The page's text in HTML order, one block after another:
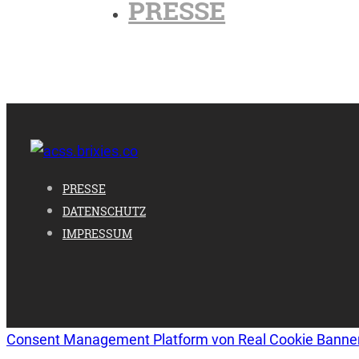
PRESSE
PRESSE
DATENSCHUTZ
IMPRESSUM
Consent Management Platform von Real Cookie